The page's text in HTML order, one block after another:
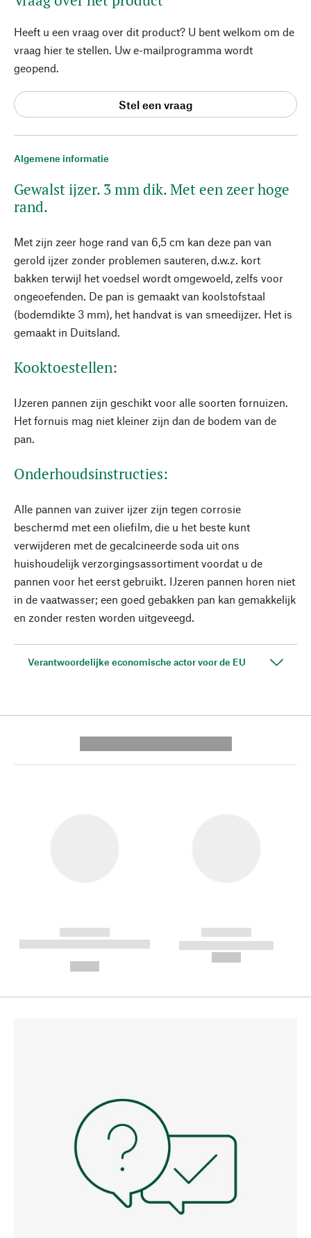
Algemene informatie
Gewalst ijzer. 3 mm dik. Met een zeer hoge
rand.
Met zijn zeer hoge rand van 6,5 cm kan deze pan van
gerold ijzer zonder problemen sauteren, d.w.z. kort
bakken terwijl het voedsel wordt omgewoeld, zelfs voor
ongeoefenden. De pan is gemaakt van koolstofstaal
(bodemdikte 3 mm), het handvat is van smeedijzer. Het is
gemaakt in Duitsland.
Kooktoestellen:
IJzeren pannen zijn geschikt voor alle soorten fornuizen.
Het fornuis mag niet kleiner zijn dan de bodem van de
pan.
Onderhoudsinstructies:
Alle pannen van zuiver ijzer zijn tegen corrosie
beschermd met een oliefilm, die u het beste kunt
verwijderen met de gecalcineerde soda uit ons
huishoudelijk verzorgingsassortiment voordat u de
pannen voor het eerst gebruikt. IJzeren pannen horen niet
in de vaatwasser; een goed gebakken pan kan gemakkelijk
en zonder resten worden uitgeveegd.
Verantwoordelijke economische actor voor de EU
Heeft u een vraag over dit product? U bent welkom om de
vraag hier te stellen. Uw e-mailprogramma wordt
geopend.
Stel een vraag
------------
----------- ----------- --------
------------
----------- -----------